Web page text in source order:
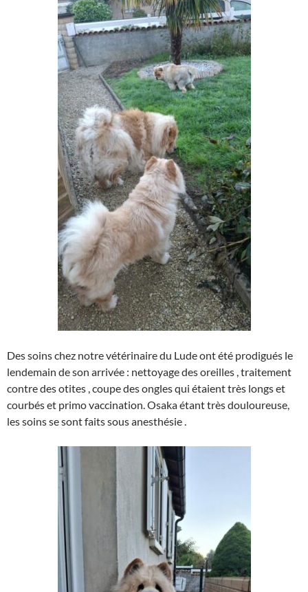
Des soins chez notre vétérinaire du Lude ont été prodigués le
lendemain de son arrivée : nettoyage des oreilles , traitement
contre des otites , coupe des ongles qui étaient très longs et
courbés et primo vaccination. Osaka étant très douloureuse,
les soins se sont faits sous anesthésie .